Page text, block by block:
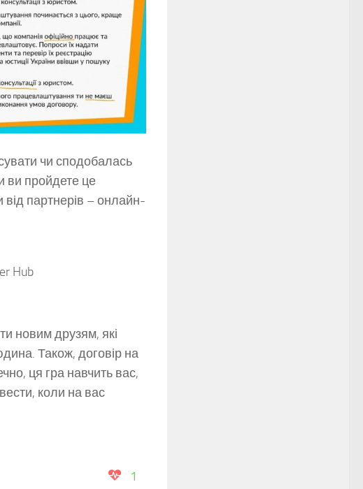
чи сподобалась
ви пройдете це
від партнерів – онлайн-
Hub
новим друзям, які
Також, договір на
ця гра навчить вас,
коли на вас
1